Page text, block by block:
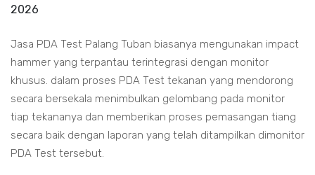
2026
Jasa PDA Test Palang Tuban biasanya mengunakan impact
hammer yang terpantau terintegrasi dengan monitor
khusus. dalam proses PDA Test tekanan yang mendorong
secara bersekala menimbulkan gelombang pada monitor
tiap tekananya dan memberikan proses pemasangan tiang
secara baik dengan laporan yang telah ditampilkan dimonitor
PDA Test tersebut.